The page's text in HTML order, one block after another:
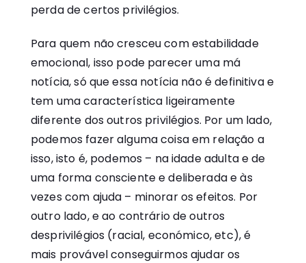
perda de certos privilégios.
Para quem não cresceu com estabilidade
emocional, isso pode parecer uma má
notícia, só que essa notícia não é definitiva e
tem uma característica ligeiramente
diferente dos outros privilégios. Por um lado,
podemos fazer alguma coisa em relação a
isso, isto é, podemos – na idade adulta e de
uma forma consciente e deliberada e às
vezes com ajuda – minorar os efeitos. Por
outro lado, e ao contrário de outros
desprivilégios (racial, económico, etc), é
mais provável conseguirmos ajudar os